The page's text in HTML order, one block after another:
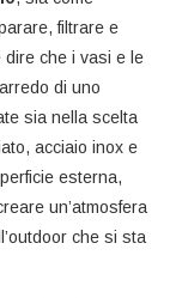
filtrare e
dire che i vasi e le
di uno
sia nella scelta
acciaio inox e
esterna,
un’atmosfera
che si sta